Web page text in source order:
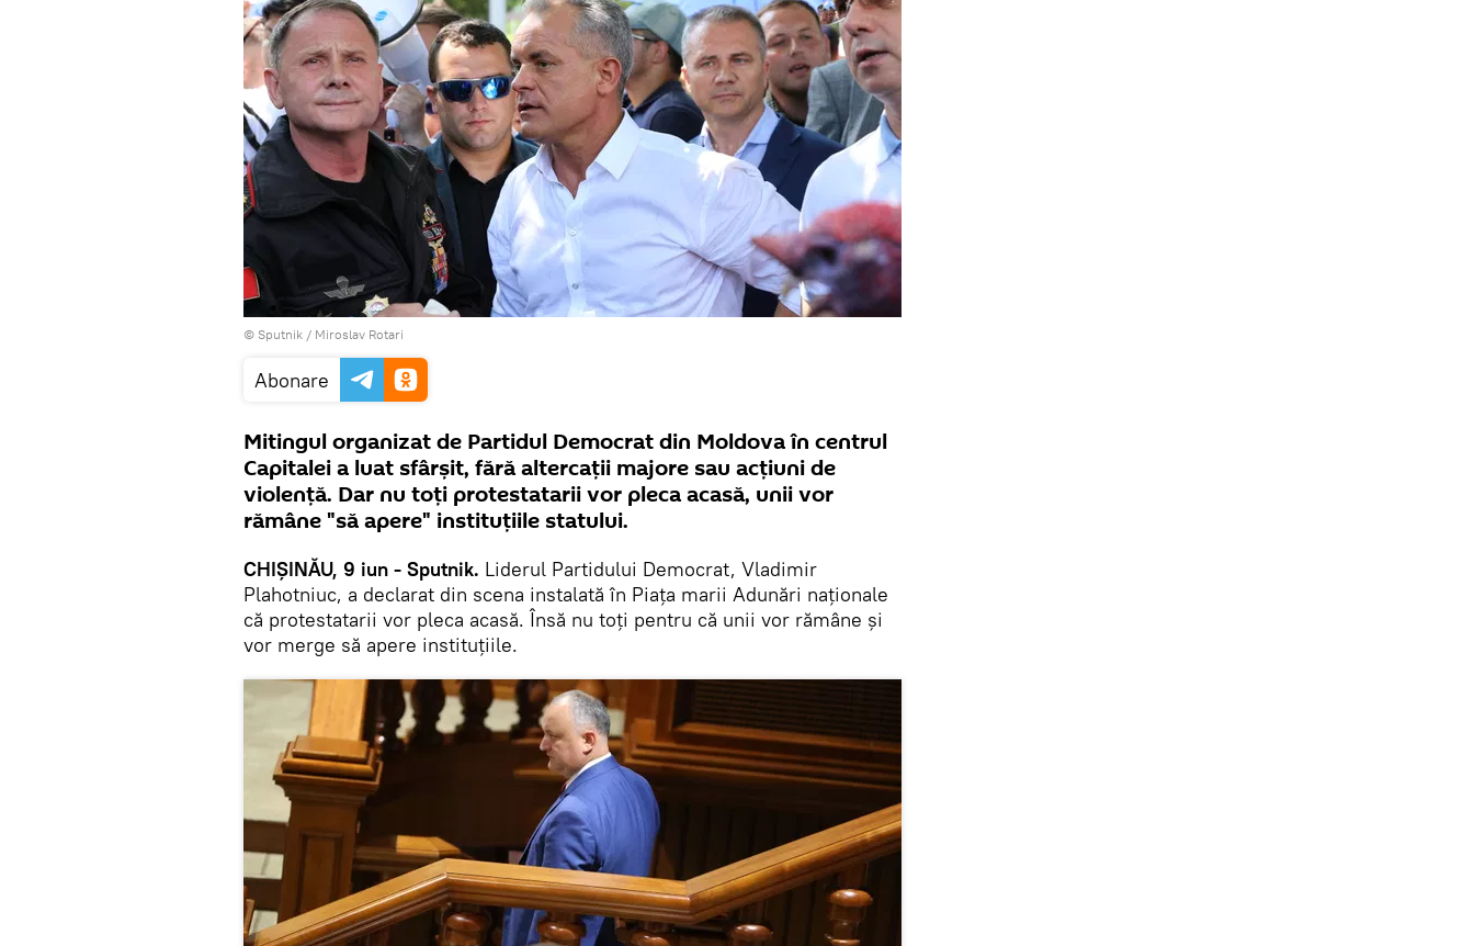
© Sputnik / Miroslav Rotari
Abonare
Mitingul organizat de Partidul Democrat din Moldova în centrul
Capitalei a luat sfârșit, fără altercații majore sau acțiuni de
violență. Dar nu toți protestatarii vor pleca acasă, unii vor
rămâne "să apere" instituțiile statului.
CHIȘINĂU, 9 iun - Sputnik. Liderul Partidului Democrat, Vladimir
Plahotniuc, a declarat din scena instalată în Piața marii Adunări naționale
că protestatarii vor pleca acasă. Însă nu toți pentru că unii vor rămâne și
vor merge să apere instituțiile.